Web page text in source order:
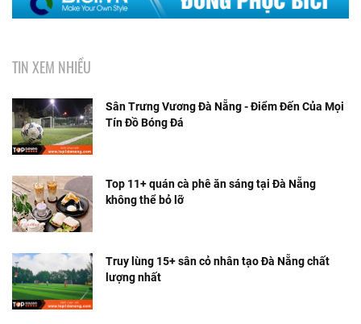
TIN XEM NHIỀU
Sân Trưng Vương Đà Nẵng - Điểm Đến Của Mọi
Tín Đồ Bóng Đá
Top 11+ quán cà phê ăn sáng tại Đà Nẵng
không thể bỏ lỡ
Truy lùng 15+ sân cỏ nhân tạo Đà Nẵng chất
lượng nhất